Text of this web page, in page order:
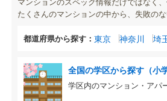
たくさんのマンションの中から、失敗の
都道府県から探す： 東京 神奈川 埼
全国の学区から探す（小
学区内のマンション・アパ